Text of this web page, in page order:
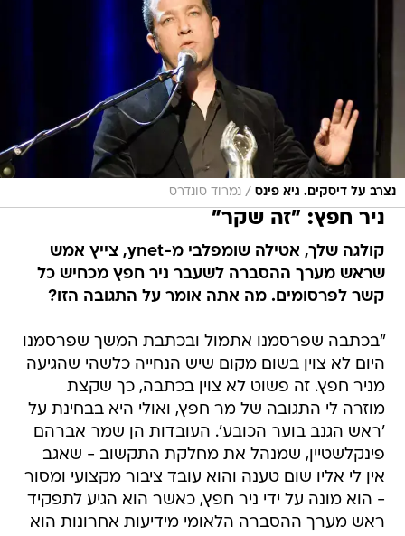
נצרב על דיסקים. גיא פינס / נמרוד סונדרס
ניר חפץ: "זה שקר"
קולגה שלך, אטילה שומפלבי מ-ynet, צייץ אמש
שראש מערך ההסברה לשעבר ניר חפץ מכחיש כל
קשר לפרסומים. מה אתה אומר על התגובה הזו?
"בכתבה שפרסמנו אתמול ובכתבת המשך שפרסמנו
היום לא צוין בשום מקום שיש הנחייה כלשהי שהגיעה
מניר חפץ. זה פשוט לא צוין בכתבה, כך שקצת
מוזרה לי התגובה של מר חפץ, ואולי היא בבחינת על
'ראש הגנב בוער הכובע'. העובדות הן שמר אברהם
פינקלשטיין, שמנהל את מחלקת התקשוב - שאגב
אין לי אליו שום טענה והוא עובד ציבור מקצועי ומסור
- הוא מונה על ידי ניר חפץ, כאשר הוא הגיע לתפקיד
ראש מערך ההסברה הלאומי מידיעות אחרונות הוא